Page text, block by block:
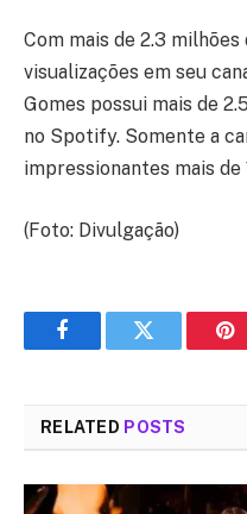
Com mais de 2.3
visualizações em seu
Gomes possui mais de
no Spotify. Somente a
impressionantes mais
(Foto: Divulgação)
FacebookTwitter
RELATED POSTS